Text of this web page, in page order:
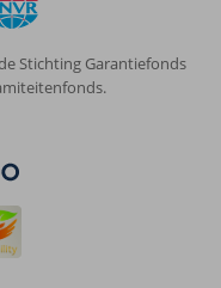
Stichting Garantiefonds